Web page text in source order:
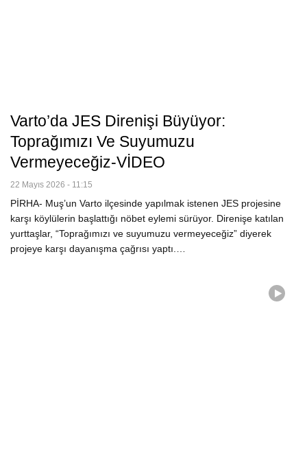
Varto’da JES Direnişi Büyüyor:
Toprağımızı Ve Suyumuzu
Vermeyeceğiz-VİDEO
22 Mayıs 2026 - 11:15
PİRHA- Muş’un Varto ilçesinde yapılmak istenen JES projesine
karşı köylülerin başlattığı nöbet eylemi sürüyor. Direnişe katılan
yurttaşlar, “Toprağımızı ve suyumuzu vermeyeceğiz” diyerek
projeye karşı dayanışma çağrısı yaptı.…